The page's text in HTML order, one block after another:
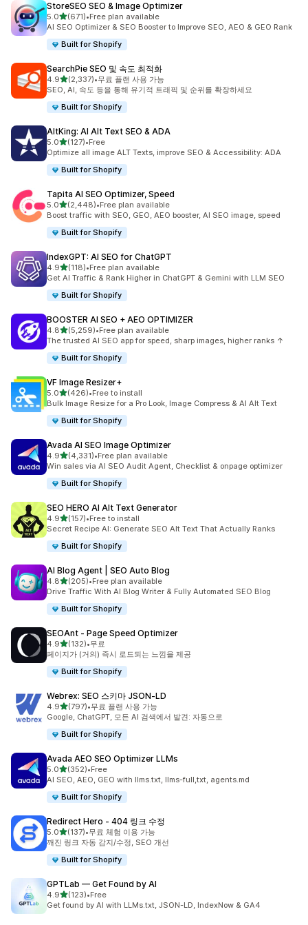
StoreSEO SEO & Image Optimizer
5.0별 5개 중
(671)
총 리뷰 671개
•Free plan available
AI SEO Optimizer & SEO Booster to Improve SEO, AEO & GEO Rank
Built for Shopify
SearchPie SEO 및 속도 최적화
4.9별 5개 중
(2,337)
총 리뷰 2337개
•무료 플랜 사용 가능
SEO, AI, 속도 등을 통해 유기적 트래픽 및 순위를 확장하세요
Built for Shopify
AltKing: AI Alt Text SEO & ADA
5.0별 5개 중
(127)
총 리뷰 127개
•Free
Optimize all image ALT Texts, improve SEO & Accessibility: ADA
Built for Shopify
Tapita AI SEO Optimizer, Speed
5.0별 5개 중
(2,448)
총 리뷰 2448개
•Free plan available
Boost traffic with SEO, GEO, AEO booster, AI SEO image, speed
Built for Shopify
IndexGPT: AI SEO for ChatGPT
4.9별 5개 중
(118)
총 리뷰 118개
•Free plan available
Get AI Traffic & Rank Higher in ChatGPT & Gemini with LLM SEO
Built for Shopify
BOOSTER AI SEO + AEO OPTIMIZER
4.8별 5개 중
(5,259)
총 리뷰 5259개
•Free plan available
The trusted AI SEO app for speed, sharp images, higher ranks ↑
Built for Shopify
VF Image Resizer+
5.0별 5개 중
(426)
총 리뷰 426개
•Free to install
Bulk Image Resize for a Pro Look, Image Compress & AI Alt Text
Built for Shopify
Avada AI SEO Image Optimizer
4.9별 5개 중
(4,331)
총 리뷰 4331개
•Free plan available
Win sales via AI SEO Audit Agent, Checklist & onpage optimizer
Built for Shopify
SEO HERO AI Alt Text Generator
4.9별 5개 중
(157)
총 리뷰 157개
•Free to install
Secret Recipe AI: Generate SEO Alt Text That Actually Ranks
Built for Shopify
AI Blog Agent | SEO Auto Blog
4.8별 5개 중
(205)
총 리뷰 205개
•Free plan available
Drive Traffic With AI Blog Writer & Fully Automated SEO Blog
Built for Shopify
SEOAnt ‑ Page Speed Optimizer
4.9별 5개 중
(132)
총 리뷰 132개
•무료
페이지가 (거의) 즉시 로드되는 느낌을 제공
Built for Shopify
Webrex: SEO 스키마 JSON‑LD
4.9별 5개 중
(797)
총 리뷰 797개
•무료 플랜 사용 가능
Google, ChatGPT, 모든 AI 검색에서 발견: 자동으로
Built for Shopify
Avada AEO SEO Optimizer LLMs
5.0별 5개 중
(352)
총 리뷰 352개
•Free
AI SEO, AEO, GEO with llms.txt, llms-full,txt, agents.md
Built for Shopify
Redirect Hero ‑ 404 링크 수정
5.0별 5개 중
(137)
총 리뷰 137개
•무료 체험 이용 가능
깨진 링크 자동 감지/수정, SEO 개선
Built for Shopify
GPTLab — Get Found by AI
4.9별 5개 중
(123)
총 리뷰 123개
•Free
Get found by AI with LLMs.txt, JSON-LD, IndexNow & GA4